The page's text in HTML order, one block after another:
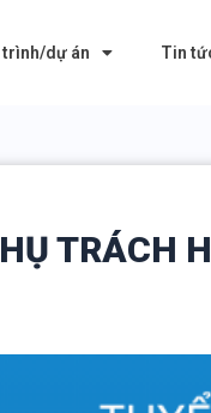
trình/dự án Tin
TRÁCH